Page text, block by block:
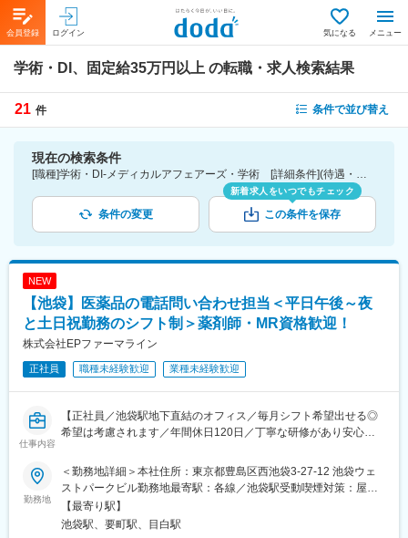
会員登録 ログイン 気になる メニュー
学術・DI、固定給35万円以上 の転職・求人検索結果
21 件 条件で並び替え
現在の検索条件
[職種]学術・DI-メディカルアフェアーズ・学術 [詳細条件](待遇・福利厚生)固定給35万円以上
条件の変更
新着求人をいつでもチェック
この条件を保存
NEW
【池袋】医薬品の電話問い合わせ担当＜平日午後～夜
と土日祝勤務のシフト制＞薬剤師・MR資格歓迎！
株式会社EPファーマライン
正社員 職種未経験歓迎 業種未経験歓迎
仕事内容
【正社員／池袋駅地下直結のオフィス／毎月シフト希望出せる◎
希望は考慮されます／年間休日120日／丁寧な研修があり安心】
■職務内容：
＜メディカルコミュニケーター（DI職）とは？＞
製薬メーカーの電話問い合わせ担当として、主に医療従事者（薬
剤師、医師など）からの問い合わせに対応します。医薬品の添付
文書や文献、FAQを活用しながら、医薬品使用における最新情報
勤務地
＜勤務地詳細＞本社住所：東京都豊島区西池袋3-27-12 池袋ウェ
ストパークビル勤務地最寄駅：各線／池袋駅受動喫煙対策：屋内
全面禁煙変更の範囲：会社の定める事業所
【最寄り駅】
池袋駅、要町駅、目白駅